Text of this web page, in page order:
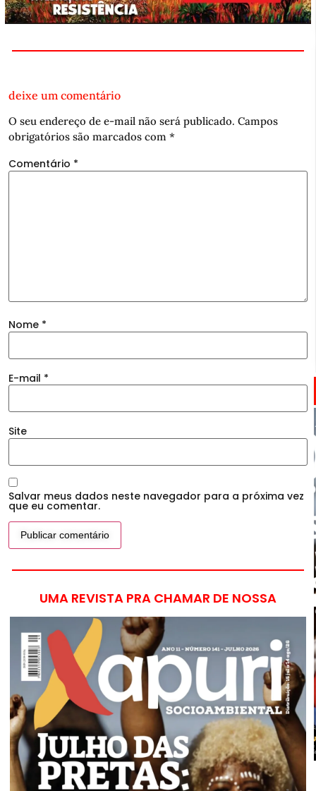
deixe um comentário
O seu endereço de e-mail não será publicado. Campos
obrigatórios são marcados com *
Comentário *
Nome *
E-mail *
Site
Salvar meus dados neste navegador para a próxima vez
que eu comentar.
UMA REVISTA PRA CHAMAR DE NOSSA